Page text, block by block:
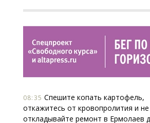
08:35 Спешите копать картофель,
откажитесь от кровопролития и не
откладывайте ремонт в Ермолаев